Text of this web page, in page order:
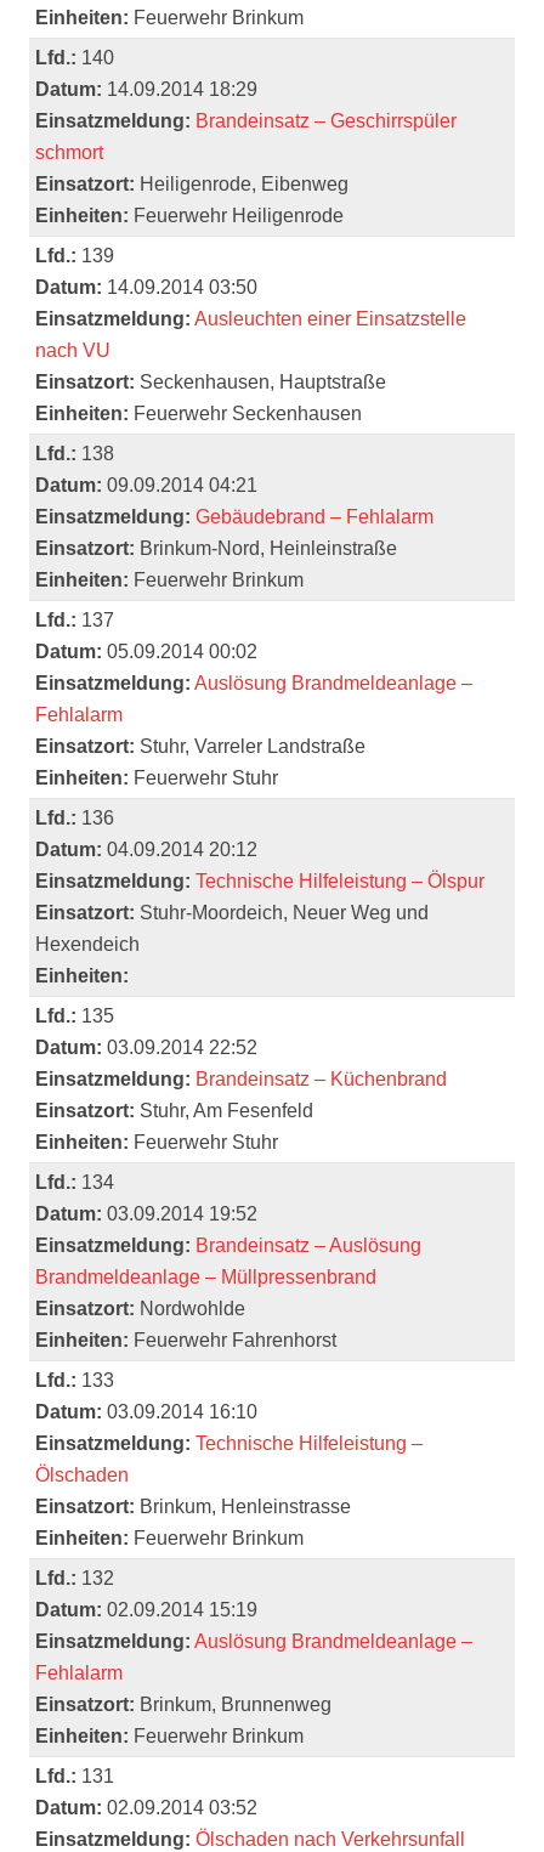
Einheiten: Feuerwehr Brinkum
Lfd.: 140
Datum: 14.09.2014 18:29
Einsatzmeldung: Brandeinsatz – Geschirrspüler
schmort
Einsatzort: Heiligenrode, Eibenweg
Einheiten: Feuerwehr Heiligenrode
Lfd.: 139
Datum: 14.09.2014 03:50
Einsatzmeldung: Ausleuchten einer Einsatzstelle
nach VU
Einsatzort: Seckenhausen, Hauptstraße
Einheiten: Feuerwehr Seckenhausen
Lfd.: 138
Datum: 09.09.2014 04:21
Einsatzmeldung: Gebäudebrand – Fehlalarm
Einsatzort: Brinkum-Nord, Heinleinstraße
Einheiten: Feuerwehr Brinkum
Lfd.: 137
Datum: 05.09.2014 00:02
Einsatzmeldung: Auslösung Brandmeldeanlage –
Fehlalarm
Einsatzort: Stuhr, Varreler Landstraße
Einheiten: Feuerwehr Stuhr
Lfd.: 136
Datum: 04.09.2014 20:12
Einsatzmeldung: Technische Hilfeleistung – Ölspur
Einsatzort: Stuhr-Moordeich, Neuer Weg und
Hexendeich
Einheiten:
Lfd.: 135
Datum: 03.09.2014 22:52
Einsatzmeldung: Brandeinsatz – Küchenbrand
Einsatzort: Stuhr, Am Fesenfeld
Einheiten: Feuerwehr Stuhr
Lfd.: 134
Datum: 03.09.2014 19:52
Einsatzmeldung: Brandeinsatz – Auslösung
Brandmeldeanlage – Müllpressenbrand
Einsatzort: Nordwohlde
Einheiten: Feuerwehr Fahrenhorst
Lfd.: 133
Datum: 03.09.2014 16:10
Einsatzmeldung: Technische Hilfeleistung –
Ölschaden
Einsatzort: Brinkum, Henleinstrasse
Einheiten: Feuerwehr Brinkum
Lfd.: 132
Datum: 02.09.2014 15:19
Einsatzmeldung: Auslösung Brandmeldeanlage –
Fehlalarm
Einsatzort: Brinkum, Brunnenweg
Einheiten: Feuerwehr Brinkum
Lfd.: 131
Datum: 02.09.2014 03:52
Einsatzmeldung: Ölschaden nach Verkehrsunfall